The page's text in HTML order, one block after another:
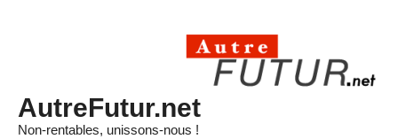
AutreFutur.net
Non-rentables, unissons-nous !